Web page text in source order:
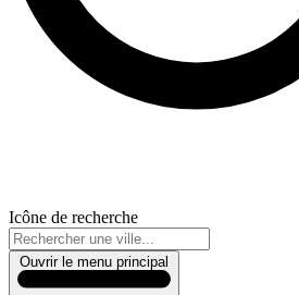
Icône de recherche
Ouvrir le menu principal